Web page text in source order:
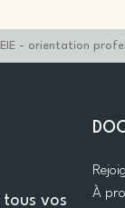
- orientation
vos
À